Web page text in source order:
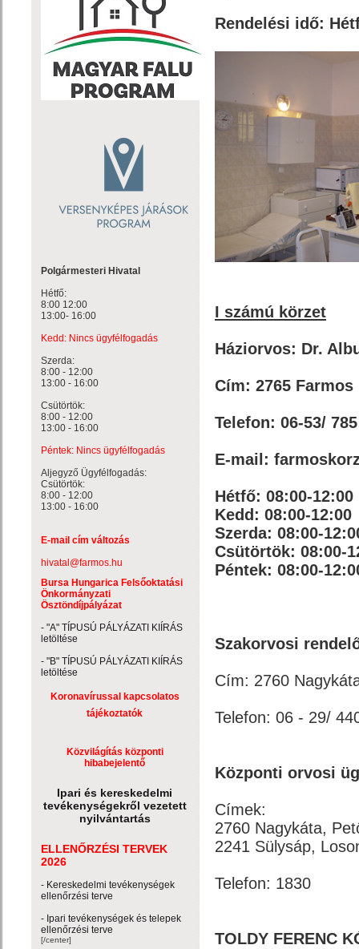
Polgármesteri Hivatal
Hétfő:
8:00 12:00
13:00- 16:00
Kedd: Nincs ügyfélfogadás
Szerda:
8:00 - 12:00
13:00 - 16:00
Csütörtök:
8:00 - 12:00
13:00 - 16:00
Péntek: Nincs ügyfélfogadás
Aljegyző Ügyfélfogadás:
Csütörtök:
8:00 - 12:00
13:00 - 16:00
E-mail cím változás
hivatal@farmos.hu
Bursa Hungarica Felsőoktatási
Önkormányzati
Ösztöndíjpályázat
- "A" TÍPUSÚ PÁLYÁZATI KIÍRÁS
letöltése
- "B" TÍPUSÚ PÁLYÁZATI KIÍRÁS
letöltése
Koronavírussal kapcsolatos
tájékoztatók
Közvilágítás központi
hibabejelentő
Ipari és kereskedelmi
tevékenységekről vezetett
nyilvántartás
ELLENŐRZÉSI TERVEK
2026
- Kereskedelmi tevékenységek
ellenőrzési terve
- Ipari tevékenységek és telepek
ellenőrzési terve
[/center]
Rendelési idő:
I számú körzet
Háziorvos: Dr.
Cím: 2765 Farmos
Telefon: 06-53/
E-mail:
Hétfő: 08:00-12:00
Kedd: 08:00-12:00
Szerda: 08:00-
Csütörtök: 08:00-
Péntek: 08:00-
Szakorvosi
Cím: 2760
Telefon: 06 - 29/
Központi orvosi
Címek:
2760 Nagykáta,
2241 Sülysáp,
Telefon: 1830
TOLDY FERENC